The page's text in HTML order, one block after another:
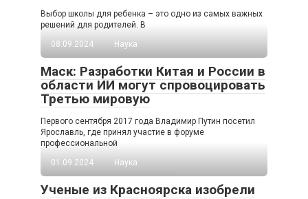
Выбор школы для ребенка – это одно из самых важных
решений для родителей. В
08.09.2024
Наука
Маск: Разработки Китая и России в
области ИИ могут спровоцировать
Третью мировую
Первого сентября 2017 года Владимир Путин посетил
Ярославль, где принял участие в форуме
профессиональной
01.09.2024
Наука
Ученые из Красноярска изобрели